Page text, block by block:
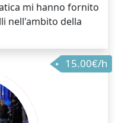
mi hanno fornito
nell'ambito della
numerico per
15.00€/h